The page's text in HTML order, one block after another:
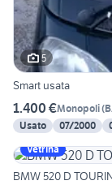
5
Smart usata
1.400 €Monopoli(
Usato
07/2000
Vetrina
BMW 520 D